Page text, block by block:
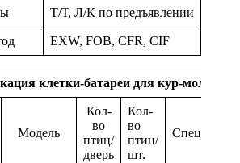
Т/Т, Л/К по предъявлении
EXW, FOB, CFR, CIF
клетки-батареи для кур-молодок
Модель
Кол-
во
птиц/
дверь
Кол-
во
птиц/
шт.